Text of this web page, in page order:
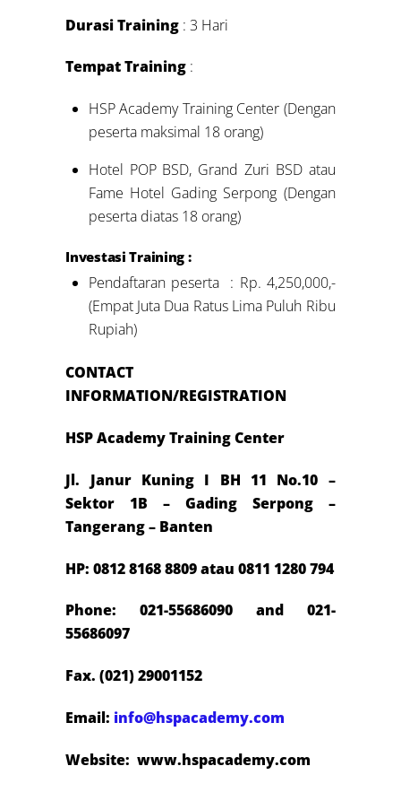
Durasi Training : 3 Hari
Tempat Training :
HSP Academy Training Center (Dengan
peserta maksimal 18 orang)
Hotel POP BSD, Grand Zuri BSD atau
Fame Hotel Gading Serpong (Dengan
peserta diatas 18 orang)
Investasi Training :
Pendaftaran peserta : Rp. 4,250,000,-
(Empat Juta Dua Ratus Lima Puluh Ribu
Rupiah)
CONTACT
INFORMATION/REGISTRATION
HSP Academy Training Center
Jl. Janur Kuning I BH 11 No.10 –
Sektor 1B – Gading Serpong –
Tangerang – Banten
HP: 0812 8168 8809 atau 0811 1280 794
Phone: 021-55686090 and 021-
55686097
Fax. (021) 29001152
Email: info@hspacademy.com
Website: www.hspacademy.com